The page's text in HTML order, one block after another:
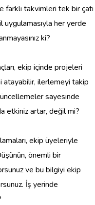
farklı takvimleri tek bir çatı
uygulamasıyla her yerde
ki?
ekip içinde projeleri
atayabilir, ilerlemeyi takip
sayesinde
etkiniz artar, değil mi?
ekip üyeleriyle
önemli bir
ve bu bilgiyi ekip
İş yerinde